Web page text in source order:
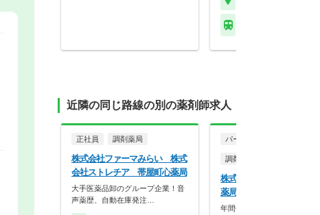
近隣の同じ路線の別の薬剤師求人
正社員 調剤薬局
株式会社ファーマみらい 株式
会社ストレチア 帯屋町心薬局
大手医薬品卸のグループ企業！音
声薬歴、自動在庫発注…
パート・アルバイト
調剤薬局
株式会社なの花西日本
薬局 高知鴨部店
年間休日120日！残業代1分